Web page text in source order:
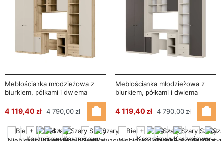
Meblościanka młodzieżowa z
biurkiem, półkami i dwiema
szafami 280×200 cm Dąb Grand
/ Kaszmirowy Beż – BRAVO
4 119,40 zł 4 790,00 zł
Meblościanka młodzieżowa z
biurkiem, półkami i dwiema
Kaszmirowy Beż / Szary Grafit –
BRAVO
4 119,40 zł 4 790,00 zł